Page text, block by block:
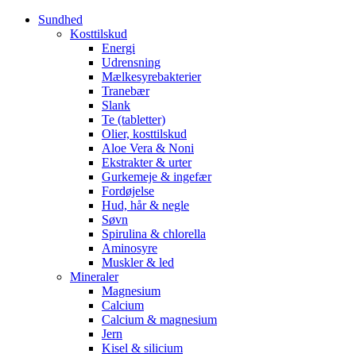
Sundhed
Kosttilskud
Energi
Udrensning
Mælkesyrebakterier
Tranebær
Slank
Te (tabletter)
Olier, kosttilskud
Aloe Vera & Noni
Ekstrakter & urter
Gurkemeje & ingefær
Fordøjelse
Hud, hår & negle
Søvn
Spirulina & chlorella
Aminosyre
Muskler & led
Mineraler
Magnesium
Calcium
Calcium & magnesium
Jern
Kisel & silicium